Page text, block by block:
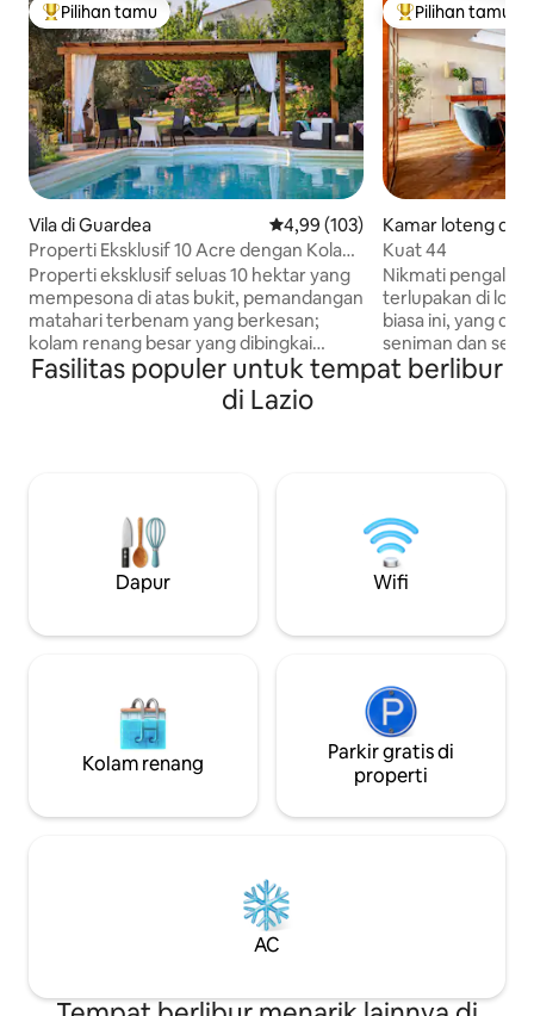
Pilihan tamu terpopuler
Pilihan tamu
Vila di Guardea Nilai rata-rata 4,99 dari 5, 103
4,99 (103)
Properti Eksklusif 10 Acre dengan Kolam
Renang & Kebun Zaitun!
Properti eksklusif seluas 10 hektar yang
mempesona di atas bukit, pemandangan
matahari terbenam yang berkesan;
kolam renang besar yang dibingkai
lavender & rosemary, buka sepanjang
tahun. AC baru, internet Starlink. 2 lantai
yang sangat pribadi & damai, 4 kamar
zaitun, perapian; 20 menit ke
Orvieto,Todi,Amelia; 10 menit
berkendara ke stasiun kereta api ke
Roma/Florence, 5 menit berkendara ke
lapangan/kolam renang
Pilihan tamu
Pilihan tamu
Kamar loteng di
Kuat 44
Nikmati
terlupakan di
biasa ini, yang
seniman dan
oasis
dapur lengkap
menghadap
yang luas.
yang penuh
Fasilitas populer untuk tempat berlibur
di Lazio
Dapur Wifi
Kolam renang
Parkir gratis di
properti
AC